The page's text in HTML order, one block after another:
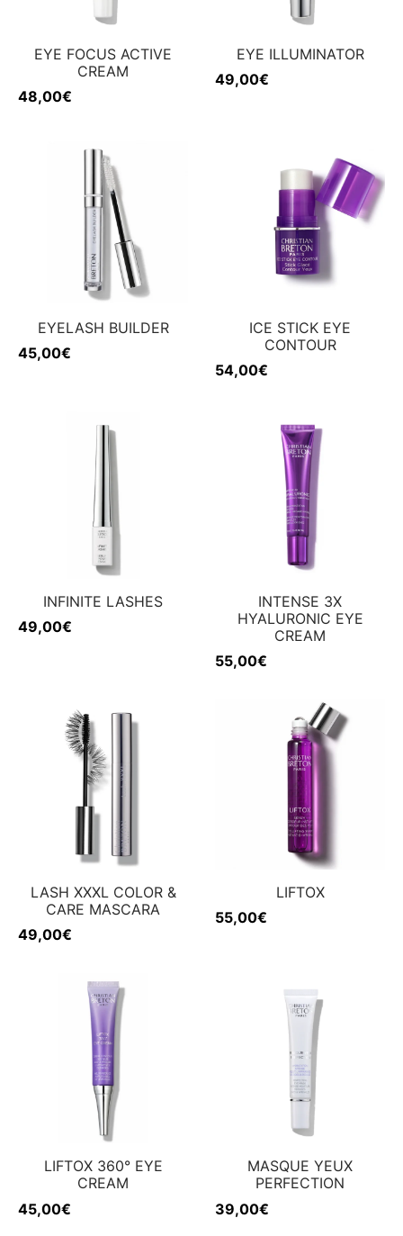
EYE FOCUS ACTIVE
CREAM
48,00€
EYE ILLUMINATOR
49,00€
EYELASH BUILDER
45,00€
ICE STICK EYE
CONTOUR
54,00€
INFINITE LASHES
49,00€
INTENSE 3X
HYALURONIC EYE
CREAM
55,00€
LASH XXXL COLOR &
CARE MASCARA
49,00€
LIFTOX
55,00€
LIFTOX 360° EYE
CREAM
45,00€
MASQUE YEUX
PERFECTION
39,00€